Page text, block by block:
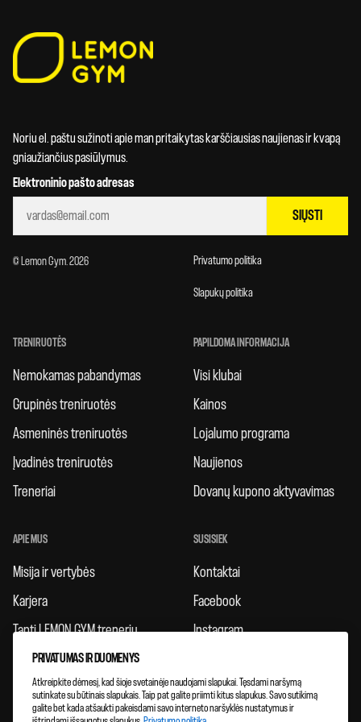
Noriu el. paštu sužinoti apie man pritaikytas karščiausias naujienas ir kvapą
gniaužiančius pasiūlymus.
Elektroninio pašto adresas
SIŲSTI
© Lemon Gym. 2026 Privatumo politika
Slapukų politika
TRENIRUOTĖS
Nemokamas pabandymas
Grupinės treniruotės
Asmeninės treniruotės
Įvadinės treniruotės
Treneriai
PAPILDOMA INFORMACIJA
Visi klubai
Kainos
Lojalumo programa
Naujienos
Dovanų kupono aktyvavimas
APIE MUS
Misija ir vertybės
Karjera
Tapti LEMON GYM treneriu
Taisyklės
Atsiliepimai
Klubų plėtra
SUSISIEK
Kontaktai
Facebook
Instagram
PRIVATUMAS IR DUOMENYS
Atkreipkite dėmesį, kad šioje svetainėje naudojami slapukai. Tęsdami naršymą
sutinkate su būtinais slapukais. Taip pat galite priimti kitus slapukus. Savo sutikimą
galite bet kada atšaukti pakeisdami savo interneto naršyklės nustatymus ir